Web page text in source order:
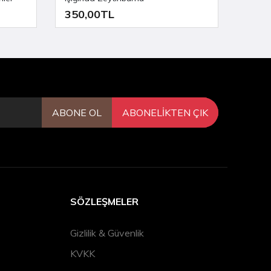
350,00TL
ABONE OL ABONELİKTEN ÇIK
SÖZLEŞMELER
Gizlilik & Güvenlik
KVKK